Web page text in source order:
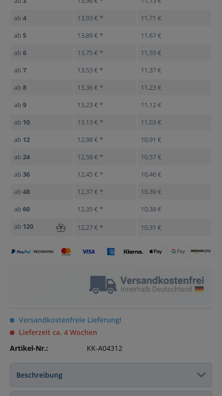
ab 4 13,93 € *
11,71 €
ab 5 13,89 € *
11,67 €
ab 6 13,75 € *
11,55 €
ab 7 13,53 € *
11,37 €
ab 8 13,36 € *
11,23 €
ab 9 13,23 € *
11,12 €
ab 10 13,13 € *
11,03 €
ab 12 12,98 € *
10,91 €
ab 24 12,58 € *
10,57 €
ab 36 12,45 € *
10,46 €
ab 48 12,37 € *
10,39 €
ab 60 12,35 € *
10,38 €
ab 120 12,27 € * 10,31 €
Versandkostenfreie Lieferung!
Lieferzeit ca. 4 Wochen
Artikel-Nr.:
KK-A04312
Beschreibung